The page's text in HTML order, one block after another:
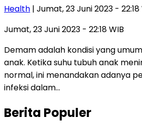
Health | Jumat, 23 Juni 2023 - 22:18
Jumat, 23 Juni 2023 - 22:18 WIB
Demam adalah kondisi yang
anak. Ketika suhu tubuh anak
normal, ini menandakan adanya
infeksi dalam…
Berita Populer